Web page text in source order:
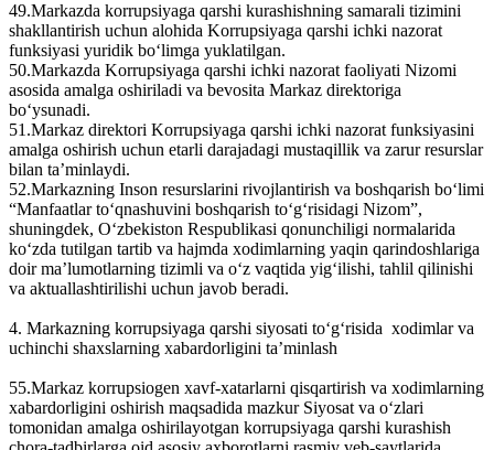
49.Markazda korrupsiyaga qarshi kurashishning samarali tizimini
shakllantirish uchun alohida Korrupsiyaga qarshi ichki nazorat
funksiyasi yuridik bo‘limga yuklatilgan.
50.Markazda Korrupsiyaga qarshi ichki nazorat faoliyati Nizomi
asosida amalga oshiriladi va bevosita Markaz direktoriga
bo‘ysunadi.
51.Markaz direktori Korrupsiyaga qarshi ichki nazorat funksiyasini
amalga oshirish uchun еtarli darajadagi mustaqillik va zarur resurslar
bilan ta’minlaydi.
52.Markazning Inson resurslarini rivojlantirish va boshqarish bo‘limi
“Manfaatlar to‘qnashuvini boshqarish to‘g‘risidagi Nizom”,
shuningdek, O‘zbekiston Respublikasi qonunchiligi normalarida
ko‘zda tutilgan tartib va hajmda xodimlarning yaqin qarindoshlariga
doir ma’lumotlarning tizimli va o‘z vaqtida yig‘ilishi, tahlil qilinishi
va aktuallashtirilishi uchun javob beradi.
4. Markazning korrupsiyaga qarshi siyosati to‘g‘risida xodimlar va
uchinchi shaxslarning xabardorligini ta’minlash
55.Markaz korrupsiogen xavf-xatarlarni qisqartirish va xodimlarning
xabardorligini oshirish maqsadida mazkur Siyosat va o‘zlari
tomonidan amalga oshirilayotgan korrupsiyaga qarshi kurashish